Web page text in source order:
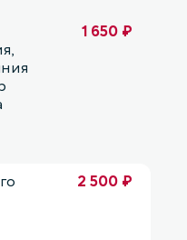
1 650 ₽
2 500 ₽